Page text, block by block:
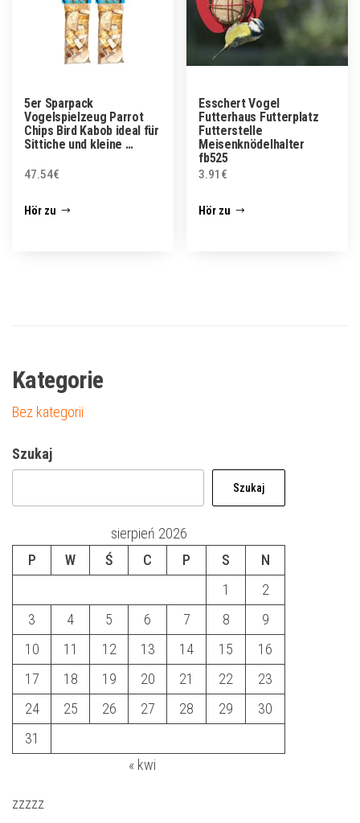
5er Sparpack
Vogelspielzeug Parrot
Chips Bird Kabob ideal für
Sittiche und kleine …
47.54€
Hör zu
Esschert Vogel
Futterhaus Futterplatz
Futterstelle
Meisenknödelhalter
fb525
3.91 €
Hör zu
Kategorie
Bez kategorii
Szukaj
Szukaj
sierpień 2026
P
W Ś C P S
N
1
2
3
4 5 6 7 8
9
10
11 12 13 14 15
16
17
18 19 20 21 22
23
24
25 26 27 28 29
30
31
« kwi
zzzzz